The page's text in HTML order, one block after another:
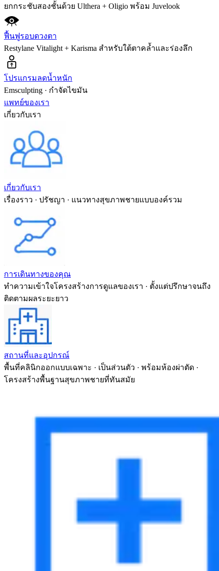
ยกกระชับสองชั้นด้วย Ulthera + Oligio พร้อม Juvelook
ฟื้นฟูรอบดวงตา
Restylane Vitalight + Karisma สำหรับใต้ตาคล้ำและร่องลึก
โปรแกรมลดน้ำหนัก
Emsculpting · กำจัดไขมัน
แพทย์ของเรา
เกี่ยวกับเรา
เกี่ยวกับเรา
เรื่องราว · ปรัชญา · แนวทางสุขภาพชายแบบองค์รวม
การเดินทางของคุณ
ทำความเข้าใจโครงสร้างการดูแลของเรา · ตั้งแต่ปรึกษาจนถึง
ติดตามผลระยะยาว
สถานที่และอุปกรณ์
พื้นที่คลินิกออกแบบเฉพาะ · เป็นส่วนตัว · พร้อมห้องผ่าตัด ·
โครงสร้างพื้นฐานสุขภาพชายที่ทันสมัย